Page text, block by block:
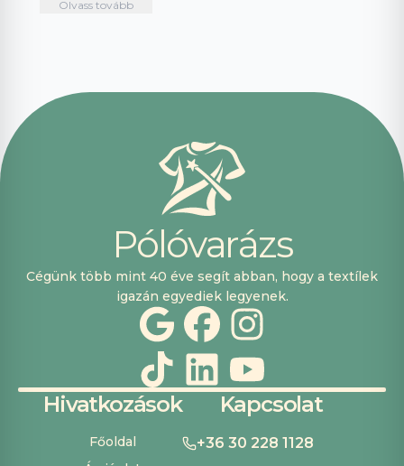
használni.
fogok innen
Olvass tovább
Pólóvarázs
Cégünk több mint 40 éve segít abban, hogy a textílek
igazán egyediek legyenek.
Hivatkozások
Főoldal
Kapcsolat
+36 30 228 1128